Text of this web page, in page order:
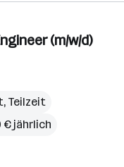
(m/w/d)
Teilzeit
€ jährlich